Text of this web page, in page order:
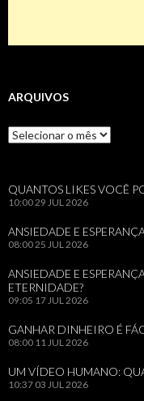
ARQUIVOS
Arquivos
QUANTOS LIKES VOCÊ
10:0029 JUL 2026
ANSIEDADE E
08:0025 JUL 2026
ANSIEDADE E
ETERNIDADE?
09:05 17 JUL 2026
GANHAR DINHEIRO É
08:00 11 JUL 2026
UM VÍDEO HUMANO:
10:37 03 JUL 2026